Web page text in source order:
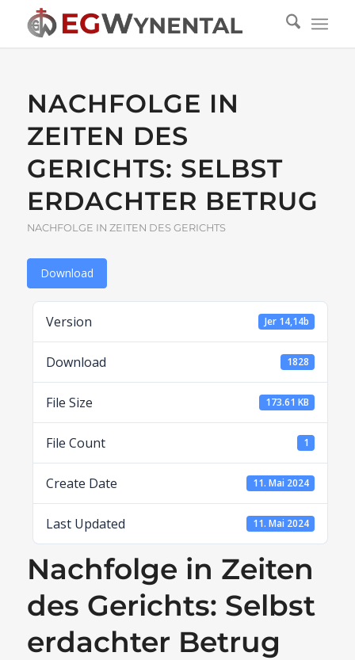
NACHFOLGE IN
ZEITEN DES
GERICHTS: SELBST
ERDACHTER BETRUG
NACHFOLGE IN ZEITEN DES GERICHTS
Download
Version Jer 14,14b
Download 1828
File Size 173.61 KB
File Count 1
Create Date 11. Mai 2024
Last Updated 11. Mai 2024
Nachfolge in Zeiten
des Gerichts: Selbst
erdachter Betrug